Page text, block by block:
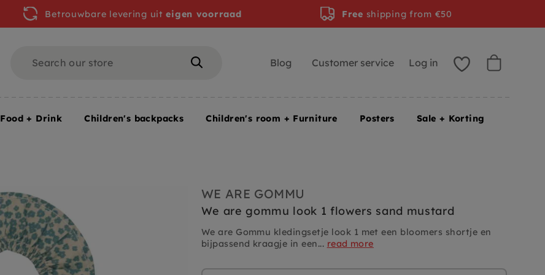
WE ARE GOMMU
We are gommu look 1 flowers sand mustard
We are Gommu kledingsetje look 1 met een bloomers shortje en
bijpassend kraagje in een... read more
Betrouwbare levering uiteigen voorraad Free shipping from €50
Blog Customer service Log in
Food + Drink Children's backpacks Children's room + Furniture Posters Sale + Korting